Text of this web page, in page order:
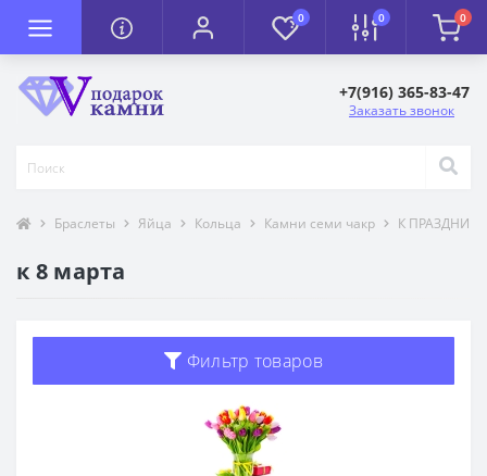
0 0 0
+7(916) 365-83-47
Заказать звонок
Браслеты Яйца Кольца Камни семи чакр К
к 8 марта
Фильтр товаров